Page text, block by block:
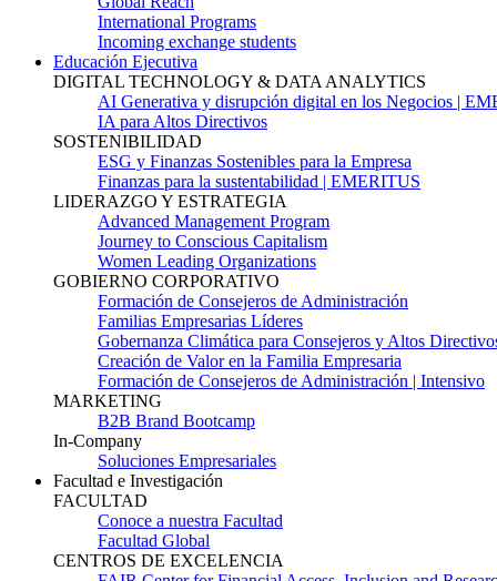
International Programs
Incoming exchange students
Educación Ejecutiva
DIGITAL TECHNOLOGY & DATA ANALYTICS
AI Generativa y disrupción digital en los Negocios |
IA para Altos Directivos
SOSTENIBILIDAD
ESG y Finanzas Sostenibles para la Empresa
Finanzas para la sustentabilidad | EMERITUS
LIDERAZGO Y ESTRATEGIA
Advanced Management Program
Journey to Conscious Capitalism
Women Leading Organizations
GOBIERNO CORPORATIVO
Formación de Consejeros de Administración
Familias Empresarias Líderes
Gobernanza Climática para Consejeros y Altos
Creación de Valor en la Familia Empresaria
Formación de Consejeros de Administración | Intensivo
MARKETING
B2B Brand Bootcamp
In-Company
Soluciones Empresariales
Facultad e Investigación
FACULTAD
Conoce a nuestra Facultad
Facultad Global
CENTROS DE EXCELENCIA